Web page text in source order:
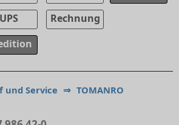
UPS
Rechnung
und Service ⇒ TOMANRO